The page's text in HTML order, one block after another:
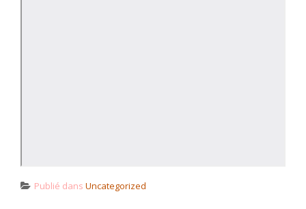
Publié dans Uncategorized